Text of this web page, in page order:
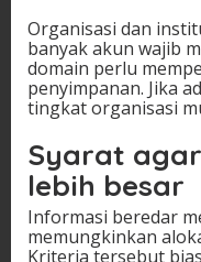
Organisasi dan
banyak akun wajib
domain perlu
penyimpanan. Jika
tingkat organisasi
Syarat
lebih besar
Informasi beredar
memungkinkan
Kriteria tersebut